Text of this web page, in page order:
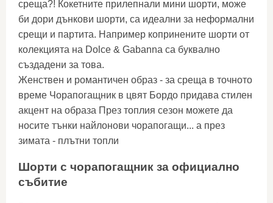
среща?! Кокетните прилепнали мини шорти, може
би дори дънкови шорти, са идеални за неформални
срещи и партита. Например копринените шорти от
колекцията на Dolce & Gabanna са буквално
създадени за това.
Женствен и романтичен образ - за среща в точното
време Чорапогащник в цвят Бордо придава стилен
акцент на образа През топлия сезон можете да
носите тънки найлонови чорапогащи... а през
зимата - плътни топли
Шорти с чорапогащник за официално
събитие